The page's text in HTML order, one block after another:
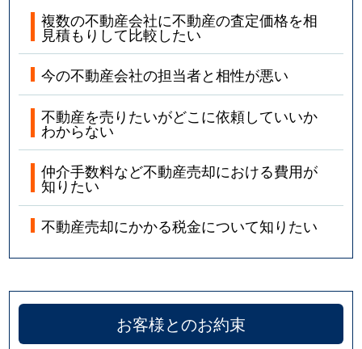
複数の不動産会社に不動産の査定価格を相
見積もりして比較したい
今の不動産会社の担当者と相性が悪い
不動産を売りたいがどこに依頼していいか
わからない
仲介手数料など不動産売却における費用が
知りたい
不動産売却にかかる税金について知りたい
お客様とのお約束